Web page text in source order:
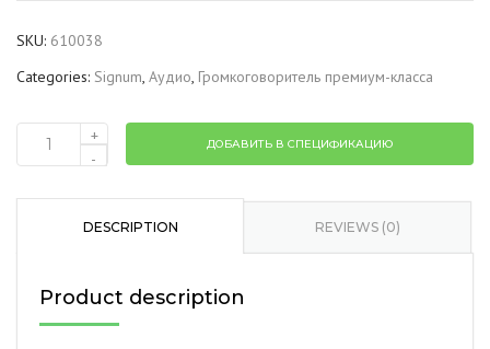
SKU: 610038
Categories: Signum, Аудио, Громкоговоритель премиум-класса
610038
90
+
-
ДОБАВИТЬ В СПЕЦИФИКАЦИЮ
DESCRIPTION REVIEWS (0)
Product description